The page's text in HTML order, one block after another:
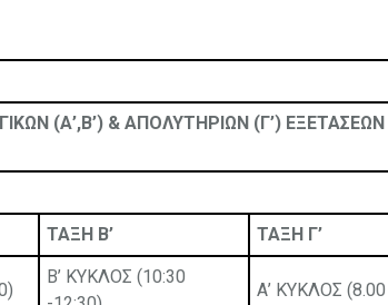
(Α’,Β’) & ΑΠΟΛΥΤΗΡΙΩΝ (Γ’) ΕΞΕΤΑΣΕΩΝ
ΤΑΞΗ Β’ ΤΑΞΗ Γ’
Β’ ΚΥΚΛΟΣ (10:30
Α’ ΚΥΚΛΟΣ